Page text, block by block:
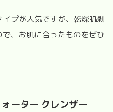
プが人気ですが、乾燥肌剥
、お肌に合ったものをぜひ
ーター クレンザー